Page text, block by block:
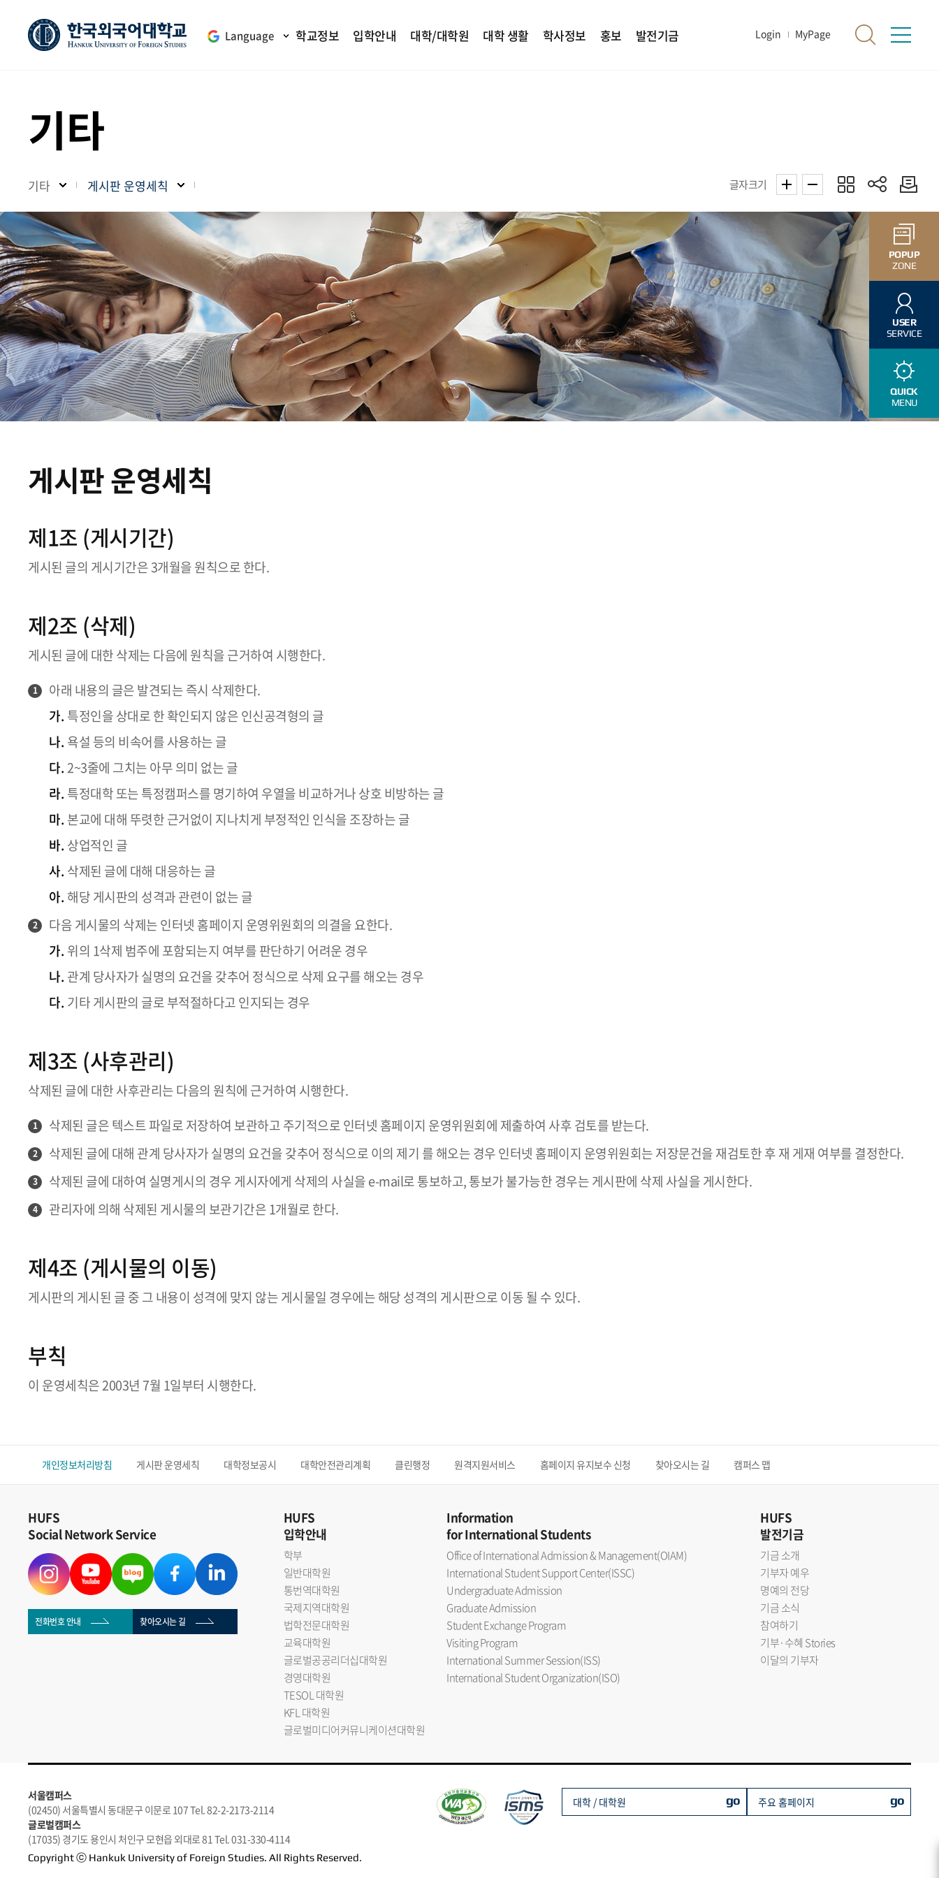
Language 학교정보 입학안내 대학/대학원 대학 생활 학사정보 홍보 발전기금 Login MyPage
POPUP
ZONE
USER
SERVICE
QUICK
MENU
기타
기타 게시판 운영세칙 글자크기
게시판 운영세칙
제1조 (게시기간)
게시된 글의 게시기간은 3개월을 원칙으로 한다.
제2조 (삭제)
게시된 글에 대한 삭제는 다음에 원칙을 근거하여 시행한다.
1
아래 내용의 글은 발견되는 즉시 삭제한다.
가. 특정인을 상대로 한 확인되지 않은 인신공격형의 글
나. 욕설 등의 비속어를 사용하는 글
다.2~3줄에 그치는 아무 의미 없는 글
라. 특정대학 또는 특정캠퍼스를 명기하여 우열을 비교하거나 상호 비방하는 글
마. 본교에 대해 뚜렷한 근거없이 지나치게 부정적인 인식을 조장하는 글
바. 상업적인 글
사. 삭제된 글에 대해 대응하는 글
아. 해당 게시판의 성격과 관련이 없는 글
2
다음 게시물의 삭제는 인터넷 홈페이지 운영위원회의 의결을 요한다.
가. 위의 1삭제 범주에 포함되는지 여부를 판단하기 어려운 경우
나. 관계 당사자가 실명의 요건을 갖추어 정식으로 삭제 요구를 해오는 경우
다. 기타 게시판의 글로 부적절하다고 인지되는 경우
제3조 (사후관리)
삭제된 글에 대한 사후관리는 다음의 원칙에 근거하여 시행한다.
1 삭제된 글은 텍스트 파일로 저장하여 보관하고 주기적으로 인터넷 홈페이지 운영위원회에 제출하여 사후 검토를 받는다.
2 삭제된 글에 대해 관계 당사자가 실명의 요건을 갖추어 정식으로 이의 제기 를 해오는 경우 인터넷 홈페이지 운영위원회는 저장문건을 재검토한 후 재 게재 여부를 결정한다.
3 삭제된 글에 대하여 실명게시의 경우 게시자에게 삭제의 사실을 e-mail로 통보하고, 통보가 불가능한 경우는 게시판에 삭제 사실을 게시한다.
4 관리자에 의해 삭제된 게시물의 보관기간은 1개월로 한다.
제4조 (게시물의 이동)
게시판의 게시된 글 중 그 내용이 성격에 맞지 않는 게시물일 경우에는 해당 성격의 게시판으로 이동 될 수 있다.
부칙
이 운영세칙은 2003년 7월 1일부터 시행한다.
개인정보처리방침 게시판 운영세칙 대학정보공시 대학안전관리계획 클린행정 원격지원서비스 홈페이지 유지보수 신청 찾아오시는 길 캠퍼스 맵
HUFS
Social Network Service
전화번호 안내 찾아오시는 길
HUFS
입학안내
학부
일반대학원
통번역대학원
국제지역대학원
법학전문대학원
교육대학원
글로벌공공리더십대학원
경영대학원
TESOL 대학원
KFL 대학원
글로벌미디어커뮤니케이션대학원
Information
for International Students
Office of International Admission & Management(OIAM)
International Student Support Center(ISSC)
Undergraduate Admission
Graduate Admission
Student Exchange Program
Visiting Program
International Summer Session(ISS)
International Student Organization(ISO)
HUFS
발전기금
기금 소개
기부자 예우
명예의 전당
기금 소식
참여하기
기부·수혜 Stories
이달의 기부자
서울캠퍼스
(02450) 서울특별시 동대문구 이문로 107 Tel. 82-2-2173-2114
글로벌캠퍼스
(17035) 경기도 용인시 처인구 모현읍 외대로 81 Tel. 031-330-4114
Copyright ⓒ Hankuk University of Foreign Studies. All Rights Reserved.
대학 / 대학원 go 주요 홈페이지 go